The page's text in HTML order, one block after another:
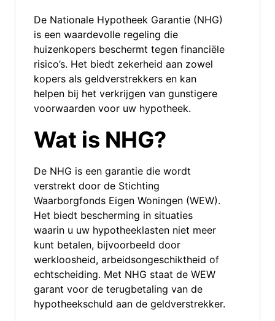
De Nationale Hypotheek Garantie (NHG)
is een waardevolle regeling die
huizenkopers beschermt tegen financiële
risico’s. Het biedt zekerheid aan zowel
kopers als geldverstrekkers en kan
helpen bij het verkrijgen van gunstigere
voorwaarden voor uw hypotheek.
Wat is NHG?
De NHG is een garantie die wordt
verstrekt door de Stichting
Waarborgfonds Eigen Woningen (WEW).
Het biedt bescherming in situaties
waarin u uw hypotheeklasten niet meer
kunt betalen, bijvoorbeeld door
werkloosheid, arbeidsongeschiktheid of
echtscheiding. Met NHG staat de WEW
garant voor de terugbetaling van de
hypotheekschuld aan de geldverstrekker.